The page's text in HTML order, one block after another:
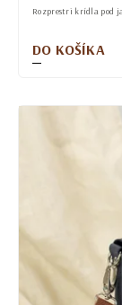
DO KOŠÍKA
Rozprestri krídla pod